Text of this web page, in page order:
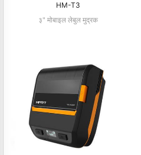
HM-T3
३" मोबाइल लेबुल मुद्रक